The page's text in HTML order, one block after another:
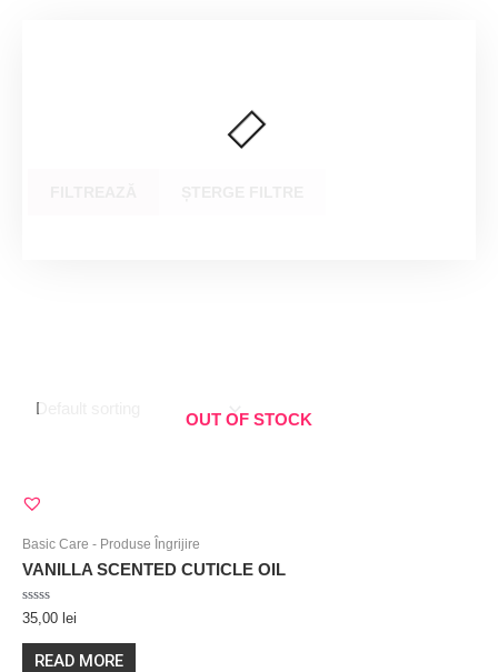
OUT OF STOCK
Basic Care - Produse Îngrijire
VANILLA SCENTED CUTICLE OIL
Rated
0
out
35,00 lei
READ MORE